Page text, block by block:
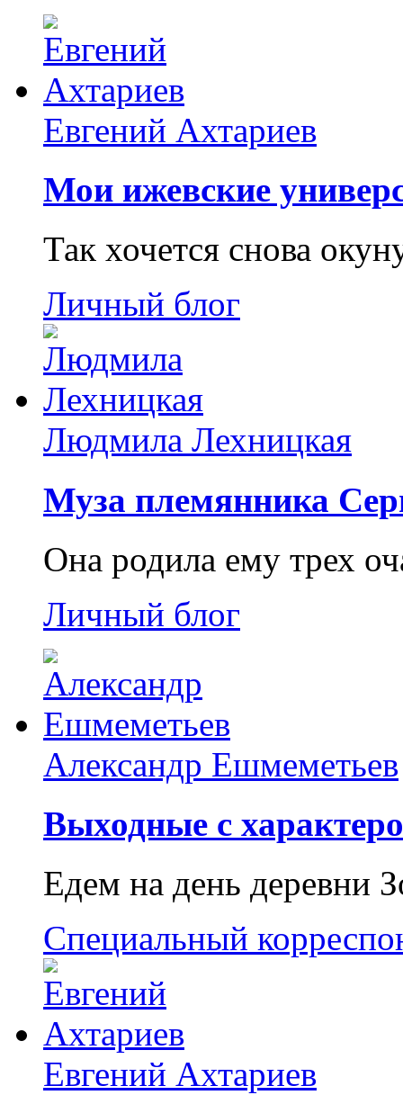
Евгений Ахтариев
Мои ижевские
Так хочется снова
Личный блог
Людмила Лехницкая
Муза племянника
Она родила ему трех
Личный блог
Александр Ешмеметьев
Выходные с
Едем на день деревни
Специальный
Евгений Ахтариев